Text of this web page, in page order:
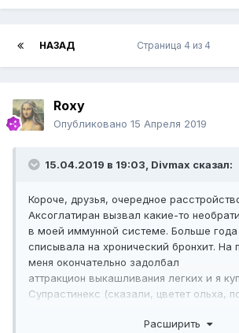
НАЗАД Страница 4 из 4
Roxy
Опубликовано 15 Апреля 2019
15.04.2019 в 19:03, Divmax сказал:
Короче, друзья, очередное
Аксоглатиран вызвал какие-то
в моей иммунной системе. Больше
списывала на хронический бронхит. На
меня окончательно задолбал
аттракцион выкашливания легких и я
Супрастинекс (сказали, цветет ольха,
атопический дерматит + бронхиальная
Расширить